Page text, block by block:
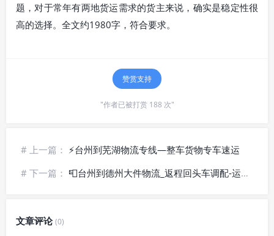
题，对于常年有两地货运需求的货主来说，确实是稳定性很
高的选择。全文约1980字，符合要求。
赞赏支持
"作者已被打赏 188 次"
# 上一篇： ⚡台州到芜湖物流专线—整车货物专车速运
# 下一篇： 📮台州到德州大件物流_返程回头车调配-运价实惠
文章评论(0)